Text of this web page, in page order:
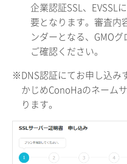
企業認証SSL、EVSSL
要となります。審査内
ンダーとなる、GMO
ご確認ください。
※DNS認証にてお申し込み
かじめConoHaのネーム
ります。